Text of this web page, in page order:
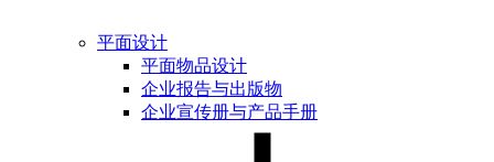
平面设计
平面物品设计
企业报告与出版物
企业宣传册与产品手册